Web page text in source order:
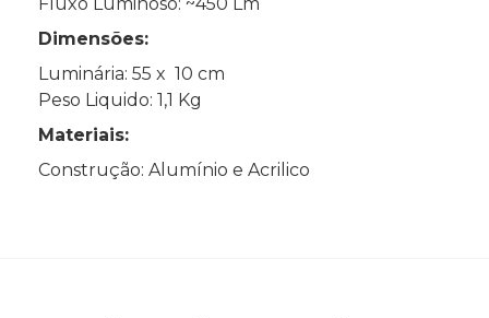
Fluxo Luminoso: ~450 Lm
Dimensões:
Luminária: 55 x 10 cm
Peso Liquido: 1,1 Kg
Materiais:
Construção: Alumínio e Acrilico